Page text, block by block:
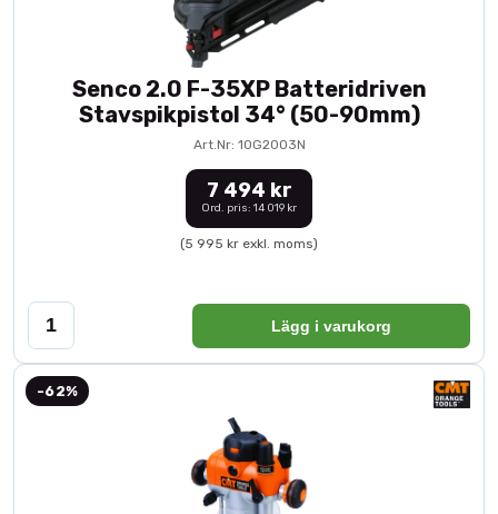
Senco 2.0 F-35XP Batteridriven
Stavspikpistol 34° (50-90mm)
Art.Nr: 10G2003N
7 494 kr
Ord. pris: 14 019 kr
(5 995 kr exkl. moms)
Lägg i varukorg
-62%